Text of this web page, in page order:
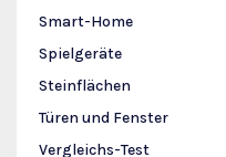
Smart-Home
Spielgeräte
Steinflächen
Türen und Fenster
Vergleichs-Test